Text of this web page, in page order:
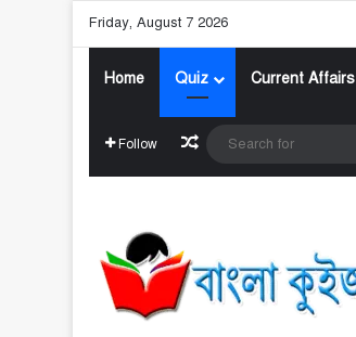
Friday, August 7 2026
Home Quiz Current Affairs
Follow Random Article